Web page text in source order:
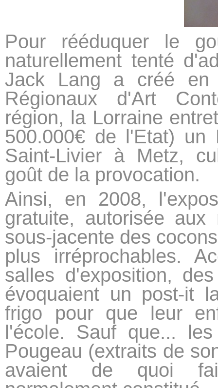
Pour rééduquer le
naturellement tenté
Jack Lang a créé en
Régionaux d'Art
région, la Lorraine
500.000€ de l'Etat)
Saint-Livier à Metz,
goût de la provocation.
Ainsi, en 2008,
gratuite, autorisée
sous-jacente des
plus irréprochables.
salles d'exposition,
évoquaient un post-it
frigo pour que leur
l'école. Sauf que...
Pougeau (extraits de
avaient de quoi